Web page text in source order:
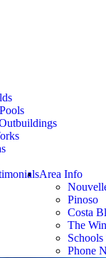
Area Info
Pinoso
Costa
The
Phone